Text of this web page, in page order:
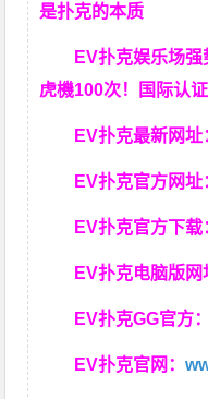
是扑克的本质
EV扑克娱乐场
虎機100次！国际认证
EV扑克最新网址
EV扑克官方网址
EV扑克官方下载
EV扑克电脑版网
EV扑克GG官方
EV扑克官网：